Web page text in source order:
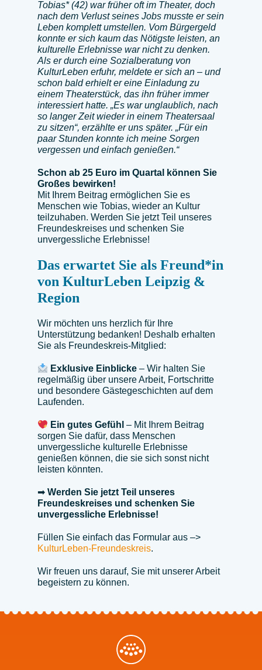
Tobias* (42) war früher oft im Theater, doch
nach dem Verlust seines Jobs musste er sein
Leben komplett umstellen. Vom Bürgergeld
konnte er sich kaum das Nötigste leisten, an
kulturelle Erlebnisse war nicht zu denken.
Als er durch eine Sozialberatung von
KulturLeben erfuhr, meldete er sich an – und
schon bald erhielt er eine Einladung zu
einem Theaterstück, das ihn früher immer
interessiert hatte. „Es war unglaublich, nach
so langer Zeit wieder in einem Theatersaal
zu sitzen“, erzählte er uns später. „Für ein
paar Stunden konnte ich meine Sorgen
vergessen und einfach genießen.“
Schon ab 25 Euro im Quartal können Sie
Großes bewirken!
Mit Ihrem Beitrag ermöglichen Sie es
Menschen wie Tobias, wieder an Kultur
teilzuhaben. Werden Sie jetzt Teil unseres
Freundeskreises und schenken Sie
unvergessliche Erlebnisse!
Das erwartet Sie als Freund*in
von KulturLeben Leipzig &
Region
Wir möchten uns herzlich für Ihre
Unterstützung bedanken! Deshalb erhalten
Sie als Freundeskreis-Mitglied:
Exklusive Einblicke – Wir halten Sie
regelmäßig über unsere Arbeit, Fortschritte
und besondere Gästegeschichten auf dem
Laufenden.
Ein gutes Gefühl – Mit Ihrem Beitrag
sorgen Sie dafür, dass Menschen
unvergessliche kulturelle Erlebnisse
genießen können, die sie sich sonst nicht
leisten könnten.
➡ Werden Sie jetzt Teil unseres
Freundeskreises und schenken Sie
unvergessliche Erlebnisse!
Füllen Sie einfach das Formular aus –>
KulturLeben-Freundeskreis.
Wir freuen uns darauf, Sie mit unserer Arbeit
begeistern zu können.